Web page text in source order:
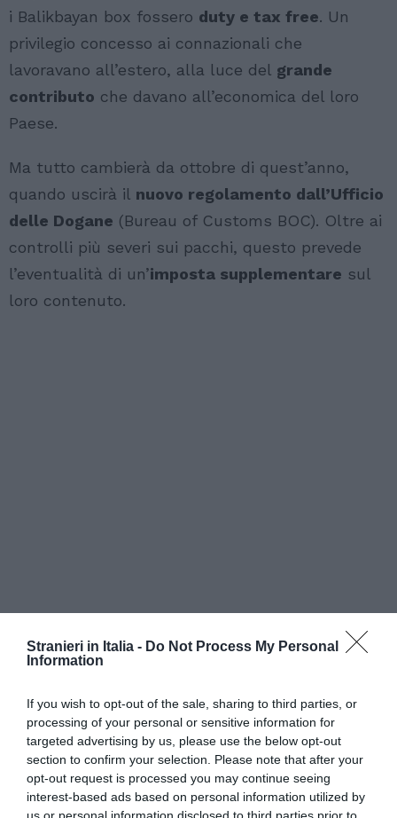
Stranieri in Italia - Do Not Process My Personal
Information
If you wish to opt-out of the sale, sharing to third parties, or
processing of your personal or sensitive information for
targeted advertising by us, please use the below opt-out
section to confirm your selection. Please note that after your
opt-out request is processed you may continue seeing
interest-based ads based on personal information utilized by
i Balikbayan box fossero duty e tax free. Un
privilegio concesso ai connazionali che
lavoravano all’estero, alla luce del grande
contributo che davano all’economica del loro
Paese.
Ma tutto cambierà da ottobre di quest’anno,
quando uscirà il nuovo regolamento dall’Ufficio
delle Dogane (Bureau of Customs BOC). Oltre ai
controlli più severi sui pacchi, questo prevede
l’eventualità di un’imposta supplementare sul
loro contenuto.
LaComunità Filippina di Roma, la più grande in
Italia,si è già mobilitata con unalettera aperta
e una raccolta firme . Chiede che i Balikbayans